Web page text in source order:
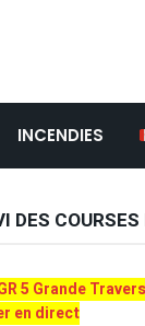
INCENDIES
DES
5 Grande
en direct